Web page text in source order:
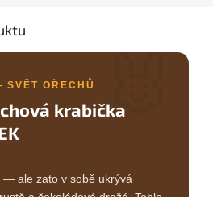
🐰
SVĚT OŘECHŮ
krabička
— ale zato v sobě ukrývá